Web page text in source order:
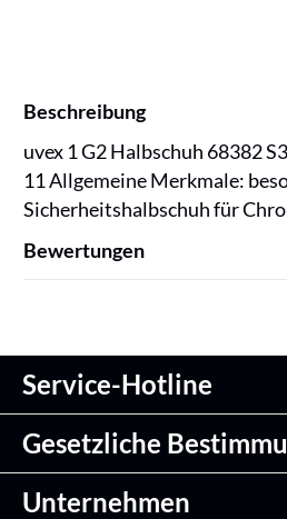
Beschreibung
uvex 1 G2 Halbschuh 68382
11 Allgemeine Merkmale:
Sicherheitshalbschuh für
Bewertungen
Service-Hotline
Gesetzliche
Unternehmen